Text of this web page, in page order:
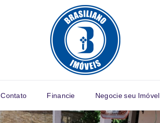
Contato Financie Negocie seu Imóvel